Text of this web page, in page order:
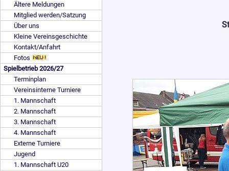
Ältere Meldungen
Mitglied werden/Satzung
Über uns
Kleine Vereinsgeschichte
Kontakt/Anfahrt
Fotos
Spielbetrieb 2026/27
Terminplan
Vereinsinterne Turniere
1. Mannschaft
2. Mannschaft
3. Mannschaft
4. Mannschaft
Externe Turniere
Jugend
1. Mannschaft U20